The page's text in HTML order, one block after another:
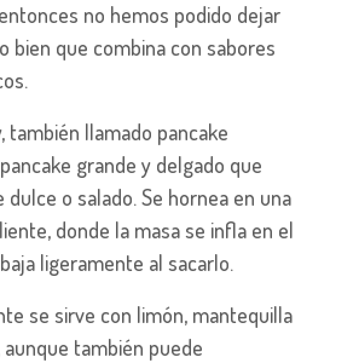
no hemos podido dejar
bien que combina con sabores
también llamado pancake
grande y delgado que
dulce o salado. Se hornea en una
donde la masa se infla en el
ligeramente al sacarlo.
se sirve con limón, mantequilla
aunque también puede